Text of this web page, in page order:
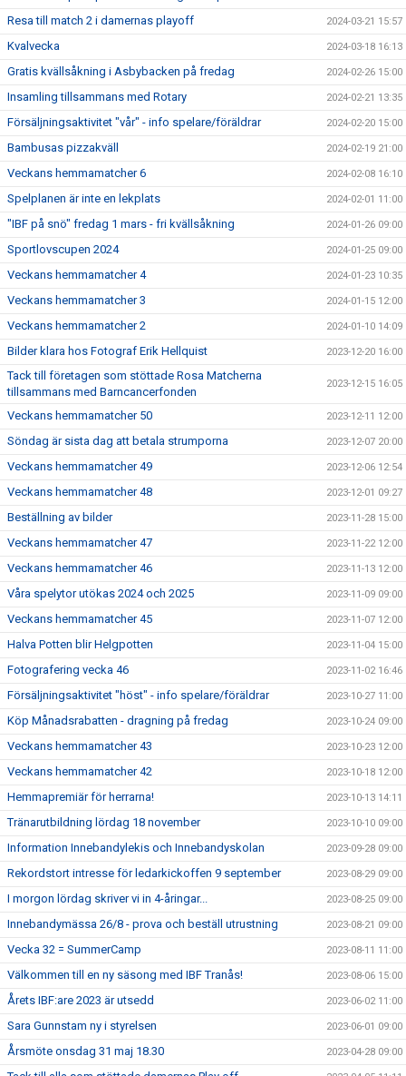
Resa till match 2 i damernas playoff 2024-03-21 15:57
Kvalvecka 2024-03-18 16:13
Gratis kvällsåkning i Asbybacken på fredag 2024-02-26 15:00
Insamling tillsammans med Rotary 2024-02-21 13:35
Försäljningsaktivitet "vår" - info spelare/föräldrar 2024-02-20 15:00
Bambusas pizzakväll 2024-02-19 21:00
Veckans hemmamatcher 6 2024-02-08 16:10
Spelplanen är inte en lekplats 2024-02-01 11:00
"IBF på snö" fredag 1 mars - fri kvällsåkning 2024-01-26 09:00
Sportlovscupen 2024 2024-01-25 09:00
Veckans hemmamatcher 4 2024-01-23 10:35
Veckans hemmamatcher 3 2024-01-15 12:00
Veckans hemmamatcher 2 2024-01-10 14:09
Bilder klara hos Fotograf Erik Hellquist 2023-12-20 16:00
Tack till företagen som stöttade Rosa Matcherna
tillsammans med Barncancerfonden
2023-12-15 16:05
Veckans hemmamatcher 50 2023-12-11 12:00
Söndag är sista dag att betala strumporna 2023-12-07 20:00
Veckans hemmamatcher 49 2023-12-06 12:54
Veckans hemmamatcher 48 2023-12-01 09:27
Beställning av bilder 2023-11-28 15:00
Veckans hemmamatcher 47 2023-11-22 12:00
Veckans hemmamatcher 46 2023-11-13 12:00
Våra spelytor utökas 2024 och 2025 2023-11-09 09:00
Veckans hemmamatcher 45 2023-11-07 12:00
Halva Potten blir Helgpotten 2023-11-04 15:00
Fotografering vecka 46 2023-11-02 16:46
Försäljningsaktivitet "höst" - info spelare/föräldrar 2023-10-27 11:00
Köp Månadsrabatten - dragning på fredag 2023-10-24 09:00
Veckans hemmamatcher 43 2023-10-23 12:00
Veckans hemmamatcher 42 2023-10-18 12:00
Hemmapremiär för herrarna! 2023-10-13 14:11
Tränarutbildning lördag 18 november 2023-10-10 09:00
Information Innebandylekis och Innebandyskolan 2023-09-28 09:00
Rekordstort intresse för ledarkickoffen 9 september 2023-08-29 09:00
I morgon lördag skriver vi in 4-åringar... 2023-08-25 09:00
Innebandymässa 26/8 - prova och beställ utrustning 2023-08-21 09:00
Vecka 32 = SummerCamp 2023-08-11 11:00
Välkommen till en ny säsong med IBF Tranås! 2023-08-06 15:00
Årets IBF:are 2023 är utsedd 2023-06-02 11:00
Sara Gunnstam ny i styrelsen 2023-06-01 09:00
Årsmöte onsdag 31 maj 18.30 2023-04-28 09:00